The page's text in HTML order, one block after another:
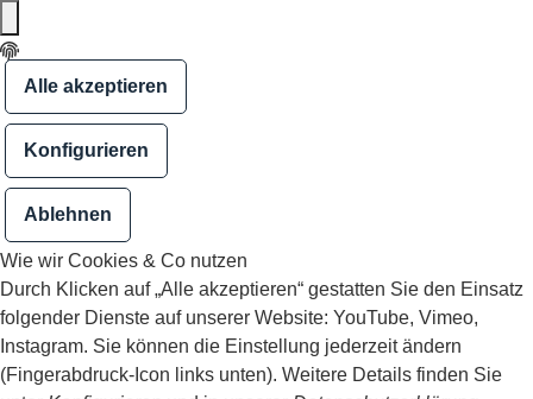
Alle akzeptieren
Konfigurieren
Ablehnen
Wie wir Cookies & Co nutzen
Durch Klicken auf „Alle akzeptieren“ gestatten Sie den Einsatz
folgender Dienste auf unserer Website: YouTube, Vimeo,
Instagram. Sie können die Einstellung jederzeit ändern
(Fingerabdruck-Icon links unten). Weitere Details finden Sie